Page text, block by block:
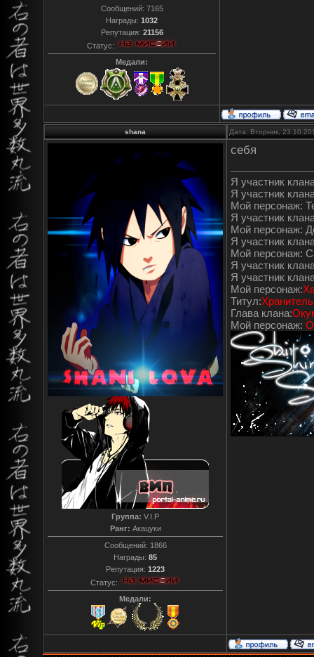
Сообщений: 7165
Награды: 1032
Репутация: 21156
Статус:
Медали:
shana Дата: Вторник,
Группа: V.I.P
Ранг: Акацуки
Сообщений: 1866
Награды: 85
Репутация: 1223
Статус:
Медали:
себя
Я участник
Я участник
Мой персонаж:
Я участник
Мой персонаж:
Я участник
Мой персонаж:
Я участник
Я участник
Мой персонаж:
Титул:
Глава клана:
Мой персонаж: